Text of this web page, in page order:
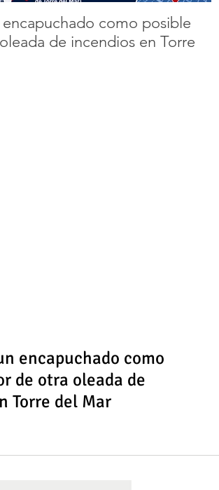
la costa axárquica
como posible
de incendios en Torre
encapuchado como
de otra oleada de
Torre del Mar